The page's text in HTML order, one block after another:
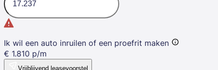
Ik wil een auto inruilen of een proefrit maken
€ 1.810 p/m
Vrijblijvend leasevoorstel